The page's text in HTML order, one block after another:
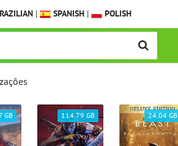
| SPANISH | POLISH
GB 114.79 GB 24.04 GB